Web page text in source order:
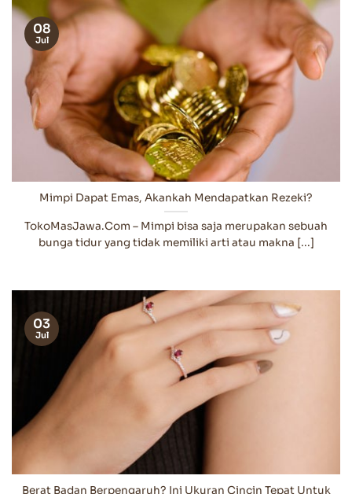
Mimpi Dapat Emas, Akankah Mendapatkan Rezeki?
TokoMasJawa.Com – Mimpi bisa saja merupakan sebuah
bunga tidur yang tidak memiliki arti atau makna [...]
08
Jul
Berat Badan Berpengaruh? Ini Ukuran Cincin Tepat Untuk
03
Jul